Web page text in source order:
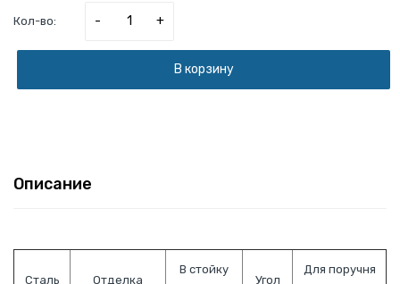
Кол-во: - +
В корзину
Описание
Сталь Отделка
В стойку
Угол
Для поручня